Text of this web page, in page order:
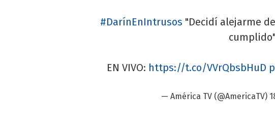
#DarínEnIntrusos "Decidí alejarme
cumplido"
EN VIVO: https://t.co/VVrQbsbHuD
— América TV (@AmericaTV)